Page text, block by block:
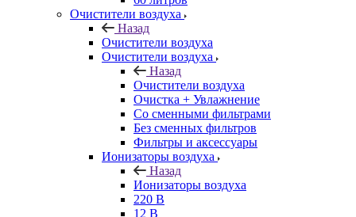
Очистители воздуха
Назад
Очистители воздуха
Очистители воздуха
Назад
Очистители воздуха
Очистка + Увлажнение
Cо сменными фильтрами
Без сменных фильтров
Фильтры и аксессуары
Ионизаторы воздуха
Назад
Ионизаторы воздуха
220 В
12 В